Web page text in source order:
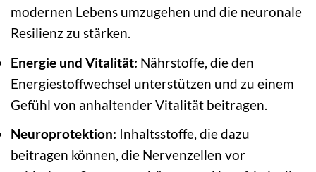
modernen Lebens umzugehen und die neuronale
Resilienz zu stärken.
Energie und Vitalität: Nährstoffe, die den
Energiestoffwechsel unterstützen und zu einem
Gefühl von anhaltender Vitalität beitragen.
Neuroprotektion: Inhaltsstoffe, die dazu
beitragen können, die Nervenzellen vor